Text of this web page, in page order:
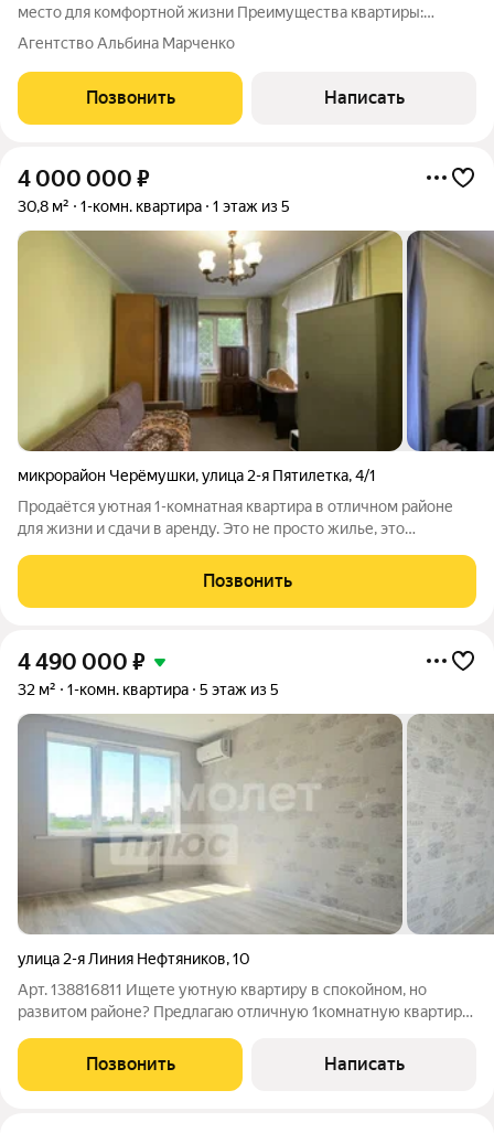
место для комфортной жизни Преимущества квартиры:
Площадь: 32.1 кв.м Планировка: изолированная,
аренду Кухня: 15.1 кв.м, отлично
Агентство Альбина Марченко
Позвонить Написать
4 000 000 ₽
30,8 м² 1-комн. квартира 1 этаж из 5
микрорайон Черёмушки,улица 2-я Пятилетка,4/1
Продаётся уютная 1-комнатная квартира в отличном районе
для жизни и сдачи в аренду. Это не просто жилье, это
самостоятельной жизни. Почему покупка этой квартиры
Позвонить
4 490 000 ₽
32 м² 1-комн. квартира 5 этаж из 5
улица 2-я Линия Нефтяников,10
Арт. 138816811 Ищете уютную квартиру в спокойном, но
развитом районе? Предлагаю отличную 1комнатную квартиру
характеристики:Тип жилья: 1комнатная квартира. Состояние:
качественный ремонт, всё готово для
Позвонить Написать